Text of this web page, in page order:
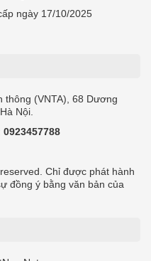
ngày 17/10/2025
thông (VNTA), 68 Dương
Nội.
0923457788
Chỉ được phát hành
đồng ý bằng văn bản của